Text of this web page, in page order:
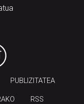
PUBLIZITATEA
RSS